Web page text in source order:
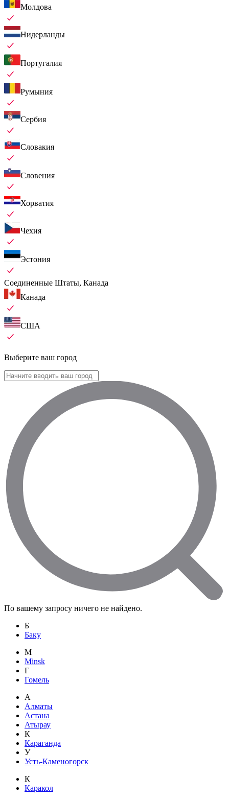
Молдова
Нидерланды
Португалия
Румыния
Сербия
Словакия
Словения
Хорватия
Чехия
Эстония
Соединенные Штаты, Канада
Канада
США
Выберите ваш город
По вашему запросу ничего не найдено.
Б
Баку
M
Minsk
Г
Гомель
А
Алматы
Астана
Атырау
К
Караганда
У
Усть-Каменогорск
К
Каракол